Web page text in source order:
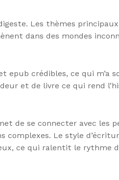
Les thèmes
dans des mondes
epub crédibles, ce qui m’a
et de livre ce qui rend
de se connecter avec les
complexes. Le style
ce qui ralentit le rythme